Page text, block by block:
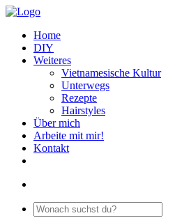
Home
DIY
Weiteres
Vietnamesische Kultur
Unterwegs
Rezepte
Hairstyles
Über mich
Arbeite mit mir!
Kontakt